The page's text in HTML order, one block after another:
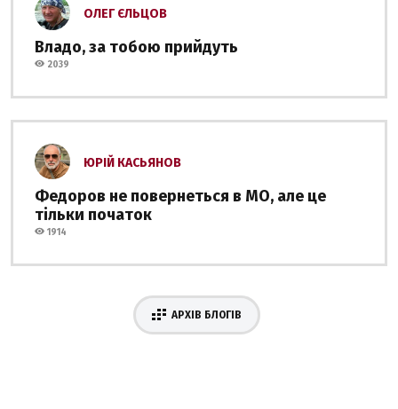
ОЛЕГ ЄЛЬЦОВ
Владо, за тобою прийдуть
2039
ЮРІЙ КАСЬЯНОВ
Федоров не повернеться в МО, але це
тільки початок
1914
АРХІВ БЛОГІВ